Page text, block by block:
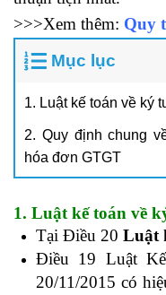
>>>Xem thêm: Quy
Mục lục
1. Luật kế toán về ký
2. Quy định chung
hóa đơn GTGT
1. Luật kế toán về
Tại Điều 20 Luật
Điều 19 Luật
20/11/2015 có